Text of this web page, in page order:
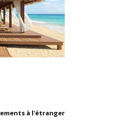
à l'étranger